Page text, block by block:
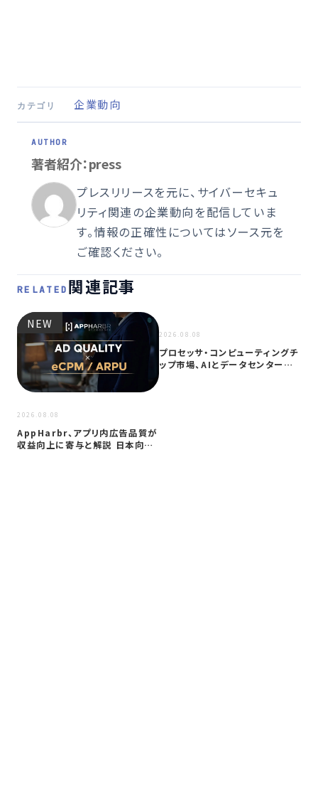
カテゴリ 企業動向
著者紹介：press
プレスリリースを元に、サイバーセキュ
リティ関連の企業動向を配信していま
す。情報の正確性についてはソース元を
ご確認ください。
RELATED 関連記事
NEW
2026.08.08
AppHarbr、アプリ内広告品質が
収益向上に寄与と解説 日本向け
2026.08.08
プロセッサ・コンピューティングチ
ップ市場、AIとデータセンター需